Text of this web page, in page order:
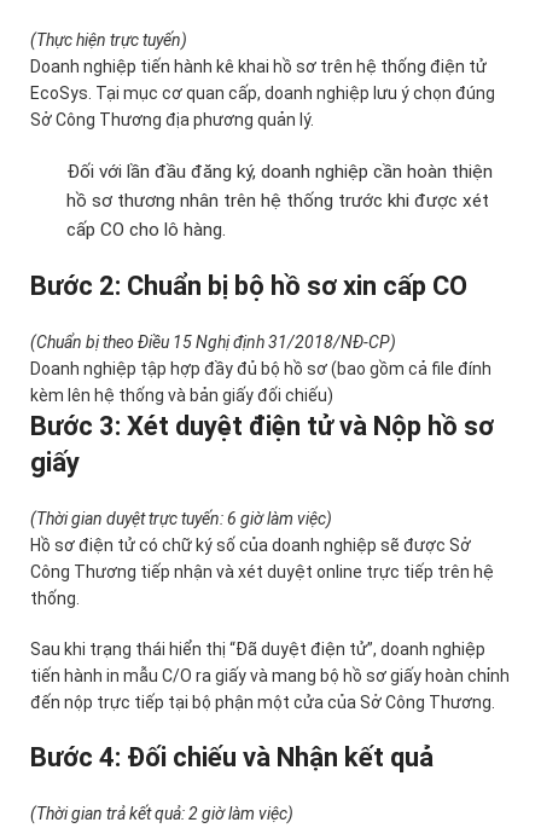
(Thực hiện trực tuyến)
Doanh nghiệp tiến hành kê khai hồ sơ trên hệ thống điện tử
EcoSys. Tại mục cơ quan cấp, doanh nghiệp lưu ý chọn đúng
Sở Công Thương địa phương quản lý.
Đối với lần đầu đăng ký, doanh nghiệp cần hoàn thiện
hồ sơ thương nhân trên hệ thống trước khi được xét
cấp CO cho lô hàng.
Bước 2: Chuẩn bị bộ hồ sơ xin cấp CO
(Chuẩn bị theo Điều 15 Nghị định 31/2018/NĐ-CP)
Doanh nghiệp tập hợp đầy đủ bộ hồ sơ (bao gồm cả file đính
kèm lên hệ thống và bản giấy đối chiếu)
Bước 3: Xét duyệt điện tử và Nộp hồ sơ
giấy
(Thời gian duyệt trực tuyến: 6 giờ làm việc)
Hồ sơ điện tử có chữ ký số của doanh nghiệp sẽ được Sở
Công Thương tiếp nhận và xét duyệt online trực tiếp trên hệ
thống.
Sau khi trạng thái hiển thị “Đã duyệt điện tử”, doanh nghiệp
tiến hành in mẫu C/O ra giấy và mang bộ hồ sơ giấy hoàn chỉnh
đến nộp trực tiếp tại bộ phận một cửa của Sở Công Thương.
Bước 4: Đối chiếu và Nhận kết quả
(Thời gian trả kết quả: 2 giờ làm việc)